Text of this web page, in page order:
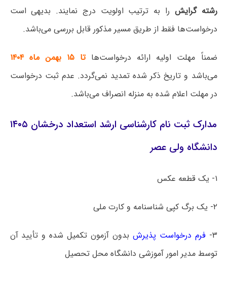
رشته گرایش را به ترتیب اولویت درج نمایند. بدیهی است
درخواست‌ها فقط از طریق مسیر مذکور قابل بررسی می‌باشد.
ضمناً مهلت اولیه ارائه درخواست‌ها تا ۱۵ بهمن ماه ۱۴۰۴
می‌باشد و تاریخ ذکر شده تمدید نمی‌گردد. عدم ثبت درخواست
در مهلت اعلام شده به منزله انصراف می‌باشد.
مدارک ثبت نام کارشناسی ارشد استعداد درخشان ۱۴۰۵
دانشگاه ولی عصر
۱- یک قطعه عکس
۲- یک برگ کپی شناسنامه و کارت ملی
۳- فرم درخواست پذیرش بدون آزمون تکمیل شده و تأیید آن
توسط مدیر امور آموزشی دانشگاه محل تحصیل